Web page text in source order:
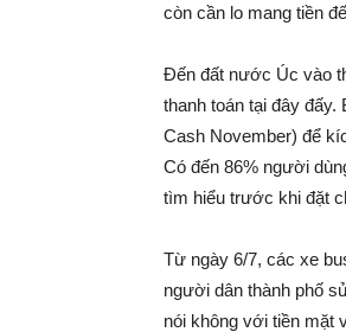
còn cần lo mang tiền
Đến đất nước Úc vào
thanh toán tại đây
Cash November) để
Có đến 86% người
tìm hiểu trước khi đặt
Từ ngày 6/7, các xe
người dân thành phố
nói không với tiền mặt